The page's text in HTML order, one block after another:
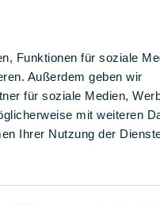
Funktionen für soziale
Außerdem geben wir
für soziale Medien,
mit weiteren
Ihrer Nutzung der